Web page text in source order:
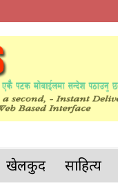
खेलकुद साहित्य